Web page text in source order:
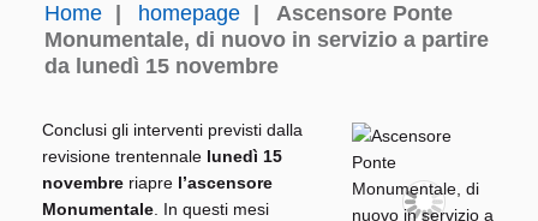
Home homepage
Ascensore Ponte
Monumentale, di nuovo in servizio a partire
da lunedì 15 novembre
Conclusi gli interventi previsti dalla
revisione trentennale lunedì 15
novembre riapre l’ascensore
Monumentale. In questi mesi